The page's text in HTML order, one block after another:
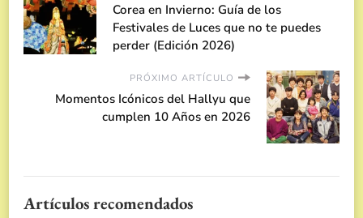
Corea en Invierno: Guía de los
Festivales de Luces que no te puedes
perder (Edición 2026)
PRÓXIMO ARTÍCULO
Momentos Icónicos del Hallyu que
cumplen 10 Años en 2026
Artículos recomendados